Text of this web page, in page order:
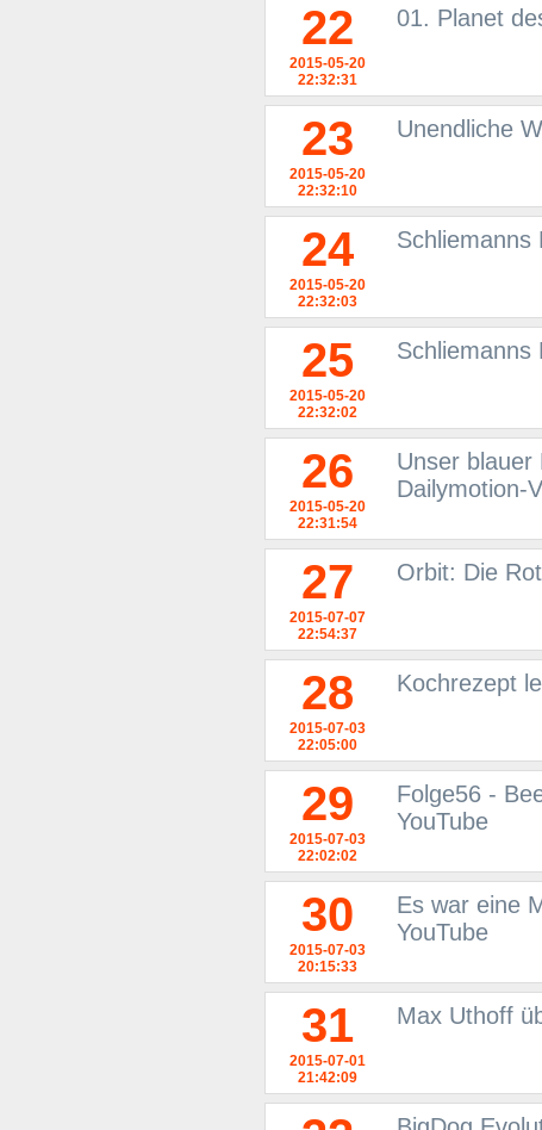
22
2015-05-20
22:32:31
01. Planet
23
2015-05-20
22:32:10
Unendliche
24
2015-05-20
22:32:03
Schliemanns
25
2015-05-20
22:32:02
Schliemanns
26
2015-05-20
22:31:54
Unser blauer
Dailymotion-
27
2015-07-07
22:54:37
Orbit: Die
28
2015-07-03
22:05:00
Kochrezept
29
2015-07-03
22:02:02
Folge56 -
YouTube
30
2015-07-03
20:15:33
Es war eine
YouTube
31
2015-07-01
21:42:09
Max Uthoff